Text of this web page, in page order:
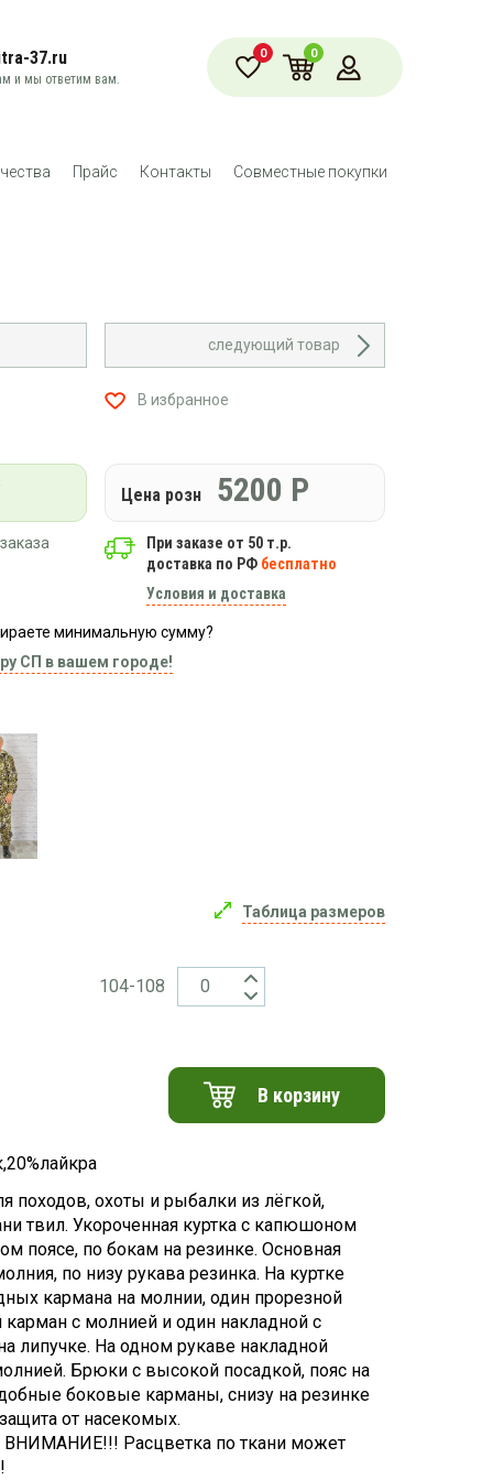
37.ru
и мы ответим вам.
0 0
Прайс Контакты Совместные покупки
следующий товар
В избранное
Цена розн 5200 Р
При заказе от 50 т.р.
доставка по РФ бесплатно
Условия и доставка
минимальную сумму?
СП в вашем городе!
Таблица размеров
104-108
В корзину
походов, охоты и рыбалки из лёгкой,
твил. Укороченная куртка с капюшоном
поясе, по бокам на резинке. Основная
по низу рукава резинка. На куртке
кармана на молнии, один прорезной
карман с молнией и один накладной с
липучке. На одном рукаве накладной
Брюки с высокой посадкой, пояс на
боковые карманы, снизу на резинке
от насекомых.
Расцветка по ткани может